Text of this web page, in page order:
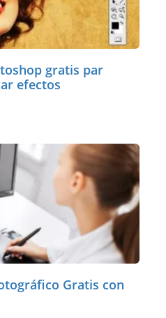
gratis par
efectos
Gratis con